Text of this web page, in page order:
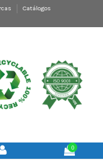
Catálogos
0